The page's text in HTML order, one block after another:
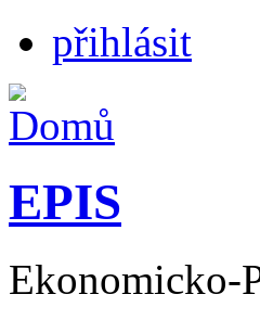
přihlásit
EPIS
Ekonomicko-